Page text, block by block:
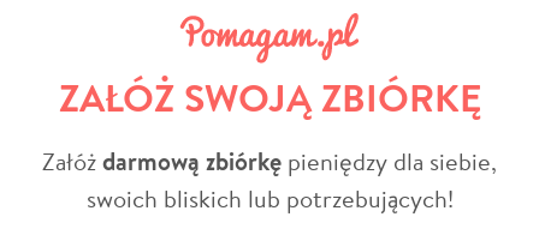
ZAŁÓŻ SWOJĄ ZBIÓRKĘ
Załóżdarmową zbiórkę pieniędzy dla siebie,
swoich bliskich lub potrzebujących!